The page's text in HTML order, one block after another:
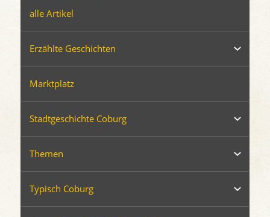
alle Artikel
Erzählte Geschichten
Marktplatz
Stadtgeschichte Coburg
Themen
Typisch Coburg